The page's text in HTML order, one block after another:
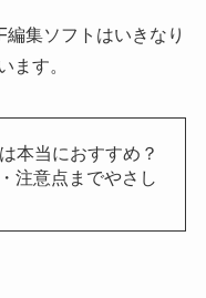
集ソフトはいきなり
ます。
本当におすすめ？
注意点までやさし